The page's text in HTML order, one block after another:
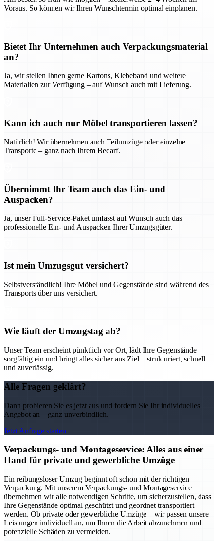
Voraus. So können wir Ihren Wunschtermin optimal einplanen.
Bietet Ihr Unternehmen auch Verpackungsmaterial
an?
Ja, wir stellen Ihnen gerne Kartons, Klebeband und weitere
Materialien zur Verfügung – auf Wunsch auch mit Lieferung.
Kann ich auch nur Möbel transportieren lassen?
Natürlich! Wir übernehmen auch Teilumzüge oder einzelne
Transporte – ganz nach Ihrem Bedarf.
Übernimmt Ihr Team auch das Ein- und
Auspacken?
Ja, unser Full-Service-Paket umfasst auf Wunsch auch das
professionelle Ein- und Auspacken Ihrer Umzugsgüter.
Ist mein Umzugsgut versichert?
Selbstverständlich! Ihre Möbel und Gegenstände sind während des
Transports über uns versichert.
Wie läuft der Umzugstag ab?
Unser Team erscheint pünktlich vor Ort, lädt Ihre Gegenstände
sorgfältig ein und bringt alles sicher ans Ziel – strukturiert, schnell
und zuverlässig.
Alle Fragen geklärt?
Dann probieren Sie es jetzt aus und fordern Sie Ihr individuelles
Angebot an – ganz unverbindlich.
Jetzt Anfrage starten
Verpackungs- und Montageservice: Alles aus einer
Hand für private und gewerbliche Umzüge
Ein reibungsloser Umzug beginnt oft schon mit der richtigen
Verpackung. Mit unserem Verpackungs- und Montageservice
übernehmen wir alle notwendigen Schritte, um sicherzustellen, dass
Ihre Gegenstände optimal geschützt und geordnet transportiert
werden. Ob private oder gewerbliche Umzüge – wir passen unsere
Leistungen individuell an, um Ihnen die Arbeit abzunehmen und
potenzielle Schäden zu vermeiden.